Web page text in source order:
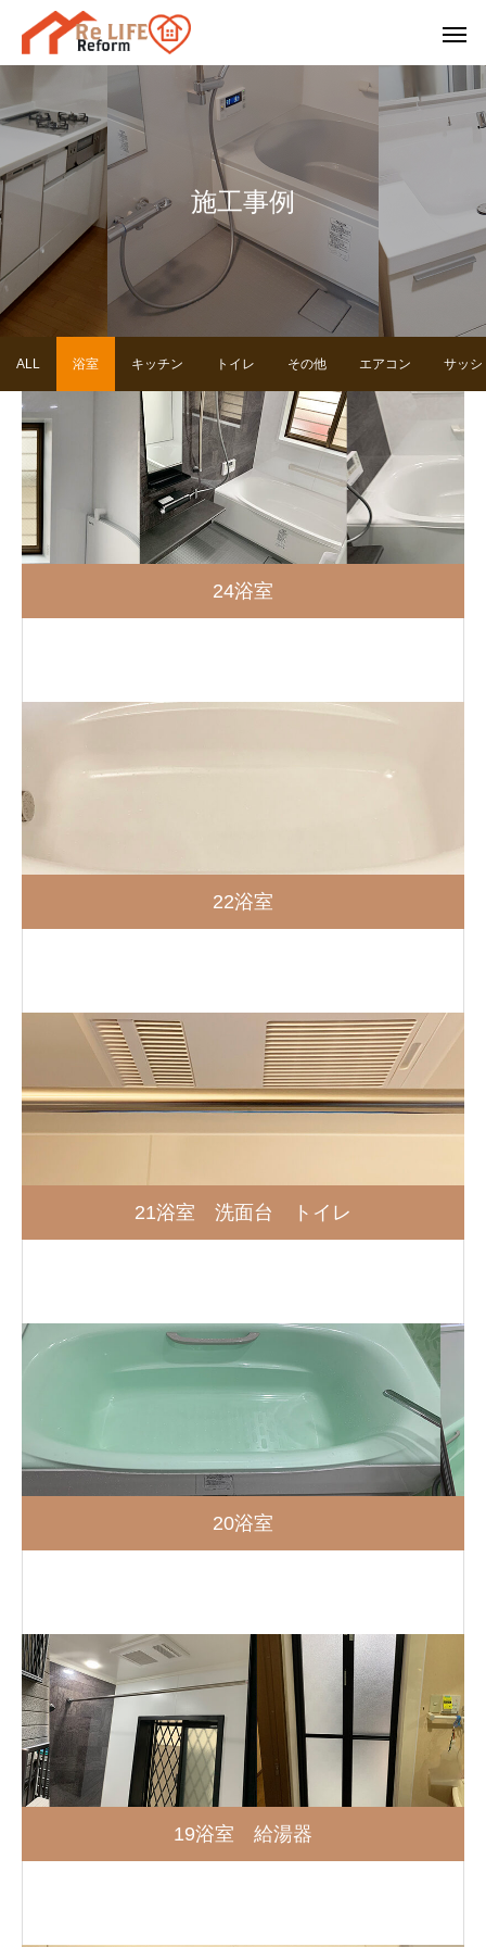
キッチン トイ
施工事例
ALL 浴室 キッチン トイレ その他 エアコン サッシ
24浴室
22浴室
21浴室 洗面台 トイレ
20浴室
19浴室 給湯器